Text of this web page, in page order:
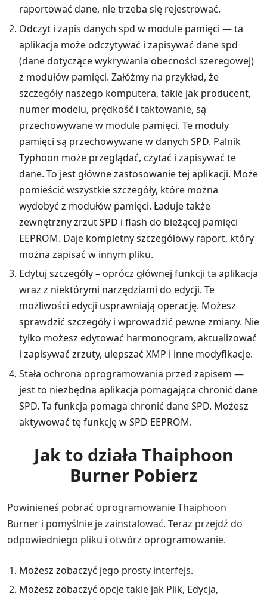
raportować dane, nie trzeba się rejestrować.
Odczyt i zapis danych spd w module pamięci — ta
aplikacja może odczytywać i zapisywać dane spd
(dane dotyczące wykrywania obecności szeregowej)
z modułów pamięci. Załóżmy na przykład, że
szczegóły naszego komputera, takie jak producent,
numer modelu, prędkość i taktowanie, są
przechowywane w module pamięci. Te moduły
pamięci są przechowywane w danych SPD. Palnik
Typhoon może przeglądać, czytać i zapisywać te
dane. To jest główne zastosowanie tej aplikacji. Może
pomieścić wszystkie szczegóły, które można
wydobyć z modułów pamięci. Ładuje także
zewnętrzny zrzut SPD i flash do bieżącej pamięci
EEPROM. Daje kompletny szczegółowy raport, który
można zapisać w innym pliku.
Edytuj szczegóły – oprócz głównej funkcji ta aplikacja
wraz z niektórymi narzędziami do edycji. Te
możliwości edycji usprawniają operację. Możesz
sprawdzić szczegóły i wprowadzić pewne zmiany. Nie
tylko możesz edytować harmonogram, aktualizować
i zapisywać zrzuty, ulepszać XMP i inne modyfikacje.
Stała ochrona oprogramowania przed zapisem —
jest to niezbędna aplikacja pomagająca chronić dane
SPD. Ta funkcja pomaga chronić dane SPD. Możesz
aktywować tę funkcję w SPD EEPROM.
Jak to działa Thaiphoon
Burner Pobierz
Powinieneś pobrać oprogramowanie Thaiphoon
Burner i pomyślnie je zainstalować. Teraz przejdź do
odpowiedniego pliku i otwórz oprogramowanie.
Możesz zobaczyć jego prosty interfejs.
Możesz zobaczyć opcje takie jak Plik, Edycja,